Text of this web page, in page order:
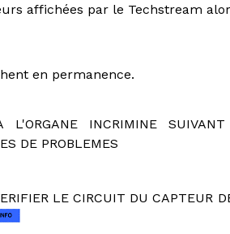
affichées par le Techstream
en permanence.
L'ORGANE INCRIMINE
DE PROBLEMES
LE CIRCUIT DU CAPTEUR